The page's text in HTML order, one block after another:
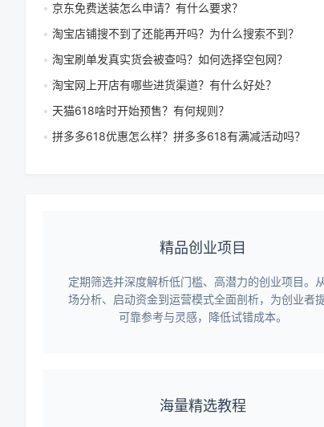
京东免费送装怎么申请？有什么要求？
淘宝店铺搜不到了还能再开吗？为什么搜索不到？
淘宝刷单发真实货会被查吗？如何选择空包网？
淘宝网上开店有哪些进货渠道？有什么好处？
天猫618啥时开始预售？有何规则？
拼多多618优惠怎么样？拼多多618有满减活动吗？
精品创业项目
定期筛选并深度解析低门槛、高潜力的创业项目。
场分析、启动资金到运营模式全面剖析，为创业者
可靠参考与灵感，降低试错成本。
海量精选教程